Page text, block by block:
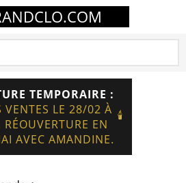
TEMPORAIRE :
VENTES LE 28/02 À
EN
AVEC AMANDINE.
🕯️